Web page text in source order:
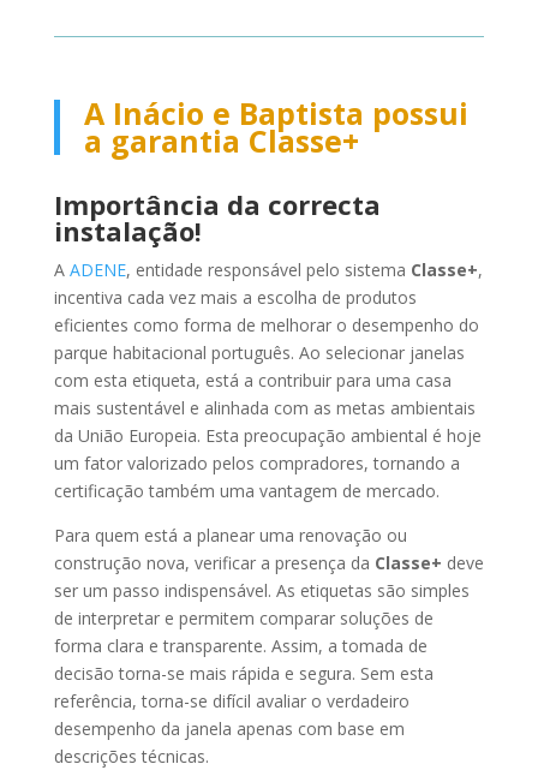
A Inácio e Baptista possui
a garantia Classe+
Importância da correcta
instalação!
A ADENE, entidade responsável pelo sistema Classe+,
incentiva cada vez mais a escolha de produtos
eficientes como forma de melhorar o desempenho do
parque habitacional português. Ao selecionar janelas
com esta etiqueta, está a contribuir para uma casa
mais sustentável e alinhada com as metas ambientais
da União Europeia. Esta preocupação ambiental é hoje
um fator valorizado pelos compradores, tornando a
certificação também uma vantagem de mercado.
Para quem está a planear uma renovação ou
construção nova, verificar a presença da Classe+ deve
ser um passo indispensável. As etiquetas são simples
de interpretar e permitem comparar soluções de
forma clara e transparente. Assim, a tomada de
decisão torna-se mais rápida e segura. Sem esta
referência, torna-se difícil avaliar o verdadeiro
desempenho da janela apenas com base em
descrições técnicas.